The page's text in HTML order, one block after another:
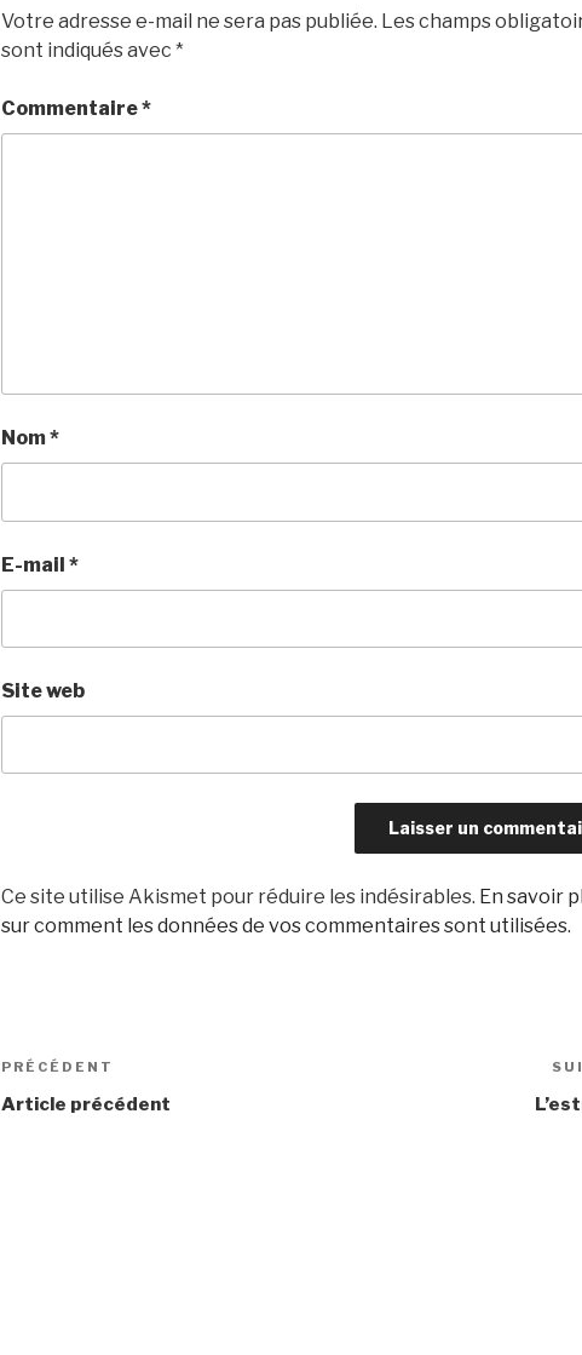
Votre adresse e-mail ne sera pas publiée. Les champs
sont indiqués avec *
Commentaire*
Nom*
E-mail *
Site web
Ce site utilise Akismet pour réduire les indésirables. En savoir
sur comment les données de vos commentaires sont utilisées.
Navigation
de
Article
précédent
PRÉCÉDENT
Article précédent